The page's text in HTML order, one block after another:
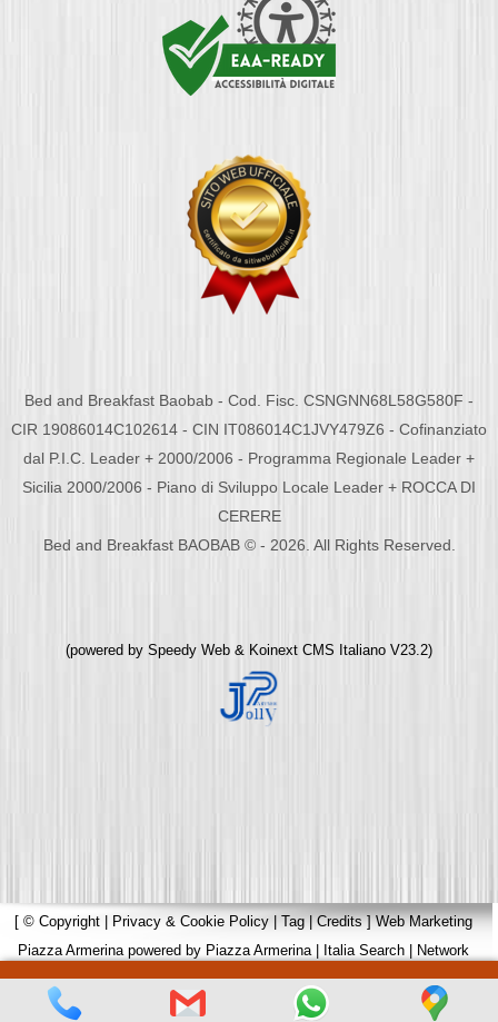
Bed and Breakfast Baobab - Cod. Fisc. CSNGNN68L58G580F -
CIR 19086014C102614 - CIN IT086014C1JVY479Z6 - Cofinanziato
dal P.I.C. Leader + 2000/2006 - Programma Regionale Leader +
Sicilia 2000/2006 - Piano di Sviluppo Locale Leader + ROCCA DI
CERERE
Bed and Breakfast BAOBAB © - 2026. All Rights Reserved.
(powered by Speedy Web & Koinext CMS Italiano V23.2)
[ © Copyright Privacy & Cookie Policy Tag|Credits]Web Marketing
Piazza Armerinapowered by Piazza Armerina| Italia Search
Network
Portali